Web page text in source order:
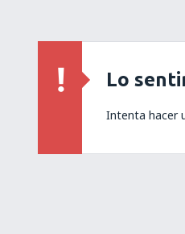
Lo
Intenta hacer